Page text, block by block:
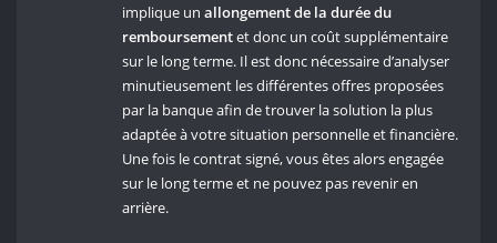
implique unallongement de la durée du
remboursementet donc un coût supplémentaire
sur le long terme. Il est donc nécessaire d’analyser
minutieusement les différentes offres proposées
par la banque afin de trouver la solution la plus
adaptée à votre situation personnelle et financière.
Une fois le contrat signé, vous êtes alors engagée
sur le long terme et ne pouvez pas revenir en
arrière.